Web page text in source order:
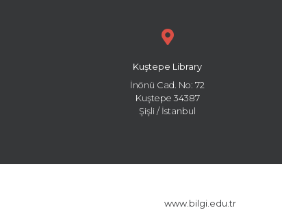
Kuştepe Library
İnönü Cad. No: 72
Kuştepe 34387
Şişli / İstanbul
www.bilgi.edu.tr